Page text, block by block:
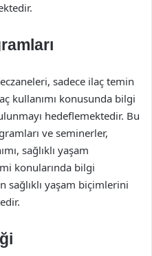
sadece ilaç temin
kullanımı konusunda bilgi
hedeflemektedir. Bu
ve seminerler,
sağlıklı yaşam
konularında bilgi
sağlıklı yaşam biçimlerini